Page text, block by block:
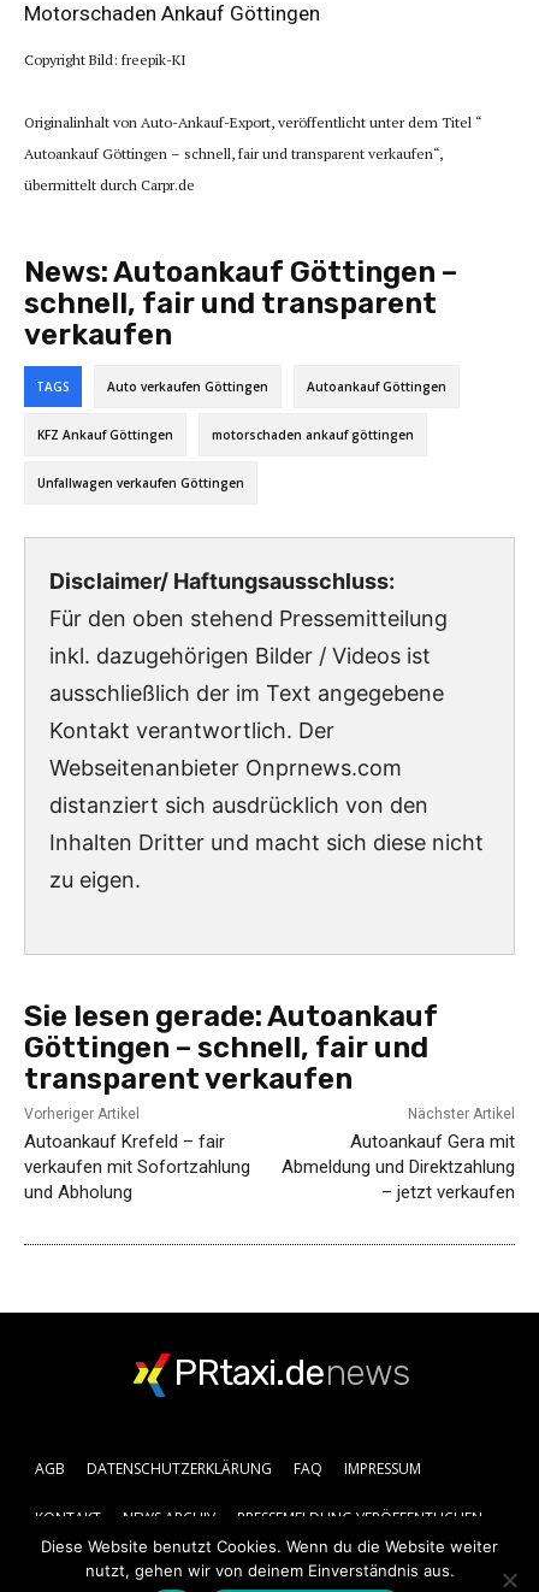
Motorschaden Ankauf Göttingen
Copyright Bild: freepik-KI
Originalinhalt von Auto-Ankauf-Export, veröffentlicht unter dem Titel “
Autoankauf Göttingen – schnell, fair und transparent verkaufen“,
übermittelt durch Carpr.de
News:Autoankauf Göttingen –
schnell, fair und transparent
verkaufen
TAGS Auto verkaufen Göttingen Autoankauf Göttingen
KFZ Ankauf Göttingen motorschaden ankauf göttingen
Unfallwagen verkaufen Göttingen
Disclaimer/ Haftungsausschluss:
Für den oben stehend Pressemitteilung
inkl. dazugehörigen Bilder / Videos ist
ausschließlich der im Text angegebene
Kontakt verantwortlich. Der
Webseitenanbieter Onprnews.com
distanziert sich ausdrücklich von den
Inhalten Dritter und macht sich diese nicht
zu eigen.
Sie lesen gerade:Autoankauf
Göttingen – schnell, fair und
transparent verkaufen
Vorheriger Artikel
Autoankauf Krefeld – fair
verkaufen mit Sofortzahlung
und Abholung
Nächster Artikel
Autoankauf Gera mit
Abmeldung und Direktzahlung
– jetzt verkaufen
PRtaxi.denews
AGB DATENSCHUTZERKLÄRUNG FAQ IMPRESSUM
KONTAKT NEWS ARCHIV PRESSEMELDUNG VERÖFFENTLICHEN
Diese Website benutzt Cookies. Wenn du die Website weiter
nutzt, gehen wir von deinem Einverständnis aus.